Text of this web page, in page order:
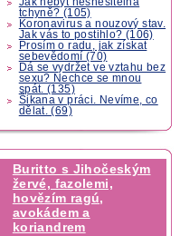
tchyně? (105)
Koronavirus a nouzový stav.
Jak vás to postihlo? (106)
Prosím o radu, jak získat
sebevědomí (70)
Dá se vydržet ve vztahu bez
sexu? Nechce se mnou
spát. (135)
Šikana v práci. Nevíme, co
dělat. (69)
Buritto s Jihočeským
žervé, fazolemi,
hovězím ragú,
avokádem a
koriandrem